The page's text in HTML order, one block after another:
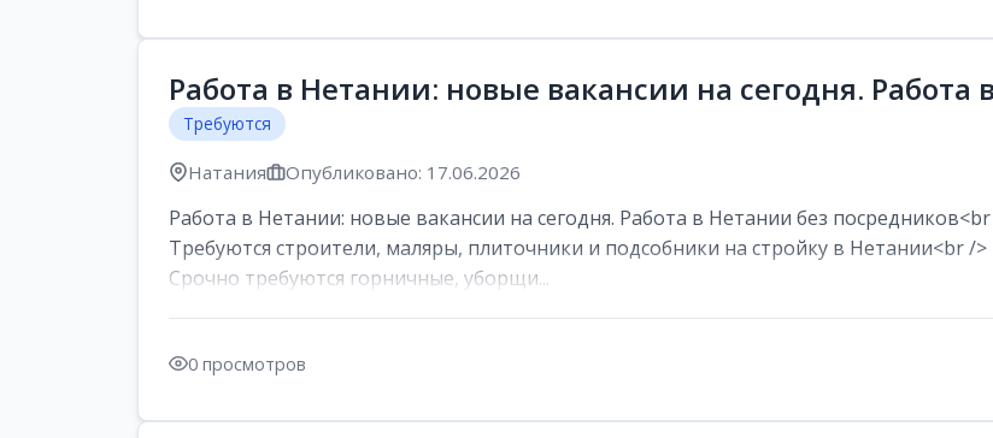
Работа в Нетании: новые вакансии на сегодня. Работа
Требуются
Натания Опубликовано: 17.06.2026
Работа в Нетании: новые вакансии на сегодня. Работа в Нетании без
Требуются строители, маляры, плиточники и подсобники на стройку в Нетании<br />
Срочно требуются горничные, уборщи...
0 просмотров